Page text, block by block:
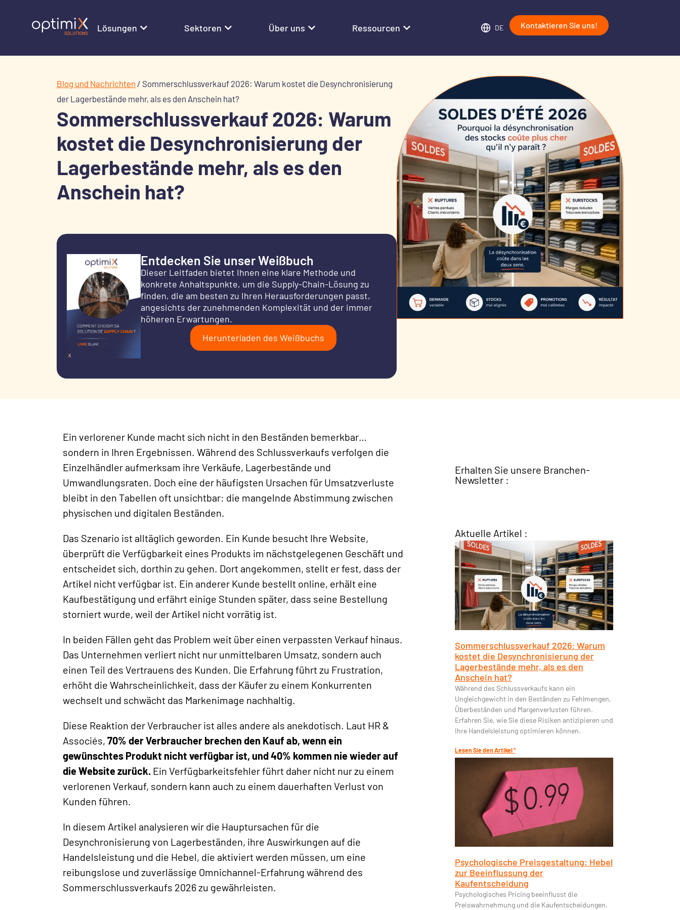
Lösungen Sektoren Über uns Ressourcen DE Kontaktieren Sie uns!
Blog und Nachrichten / Sommerschlussverkauf 2026: Warum kostet die Desynchronisierung
der Lagerbestände mehr, als es den Anschein hat?
Sommerschlussverkauf 2026: Warum
kostet die Desynchronisierung der
Lagerbestände mehr, als es den
Anschein hat?
Entdecken Sie unser Weißbuch
Dieser Leitfaden bietet Ihnen eine klare Methode und
konkrete Anhaltspunkte, um die Supply-Chain-Lösung zu
finden, die am besten zu Ihren Herausforderungen passt,
angesichts der zunehmenden Komplexität und der immer
höheren Erwartungen.
Herunterladen des Weißbuchs
Ein verlorener Kunde macht sich nicht in den Beständen bemerkbar…
sondern in Ihren Ergebnissen. Während des Schlussverkaufs verfolgen die
Einzelhändler aufmerksam ihre Verkäufe, Lagerbestände und
Umwandlungsraten. Doch eine der häufigsten Ursachen für Umsatzverluste
bleibt in den Tabellen oft unsichtbar: die mangelnde Abstimmung zwischen
physischen und digitalen Beständen.
Das Szenario ist alltäglich geworden. Ein Kunde besucht Ihre Website,
überprüft die Verfügbarkeit eines Produkts im nächstgelegenen Geschäft und
entscheidet sich, dorthin zu gehen. Dort angekommen, stellt er fest, dass der
Artikel nicht verfügbar ist. Ein anderer Kunde bestellt online, erhält eine
Kaufbestätigung und erfährt einige Stunden später, dass seine Bestellung
storniert wurde, weil der Artikel nicht vorrätig ist.
In beiden Fällen geht das Problem weit über einen verpassten Verkauf hinaus.
Das Unternehmen verliert nicht nur unmittelbaren Umsatz, sondern auch
einen Teil des Vertrauens des Kunden. Die Erfahrung führt zu Frustration,
erhöht die Wahrscheinlichkeit, dass der Käufer zu einem Konkurrenten
wechselt und schwächt das Markenimage nachhaltig.
Diese Reaktion der Verbraucher ist alles andere als anekdotisch. Laut HR &
Associés, 70% der Verbraucher brechen den Kauf ab, wenn ein
gewünschtes Produkt nicht verfügbar ist, und 40% kommen nie wieder auf
die Website zurück. Ein Verfügbarkeitsfehler führt daher nicht nur zu einem
verlorenen Verkauf, sondern kann auch zu einem dauerhaften Verlust von
Kunden führen.
In diesem Artikel analysieren wir die Hauptursachen für die
Desynchronisierung von Lagerbeständen, ihre Auswirkungen auf die
Handelsleistung und die Hebel, die aktiviert werden müssen, um eine
reibungslose und zuverlässige Omnichannel-Erfahrung während des
Sommerschlussverkaufs 2026 zu gewährleisten.
Erhalten Sie unsere Branchen-
Newsletter :
Aktuelle Artikel :
Sommerschlussverkauf 2026: Warum
kostet die Desynchronisierung der
Lagerbestände mehr, als es den
Anschein hat?
Während des Schlussverkaufs kann ein
Ungleichgewicht in den Beständen zu Fehlmengen,
Überbeständen und Margenverlusten führen.
Erfahren Sie, wie Sie diese Risiken antizipieren und
Ihre Handelsleistung optimieren können.
Lesen Sie den Artikel "
Psychologische Preisgestaltung: Hebel
zur Beeinflussung der
Kaufentscheidung
Psychologisches Pricing beeinflusst die
Preiswahrnehmung und die Kaufentscheidungen.